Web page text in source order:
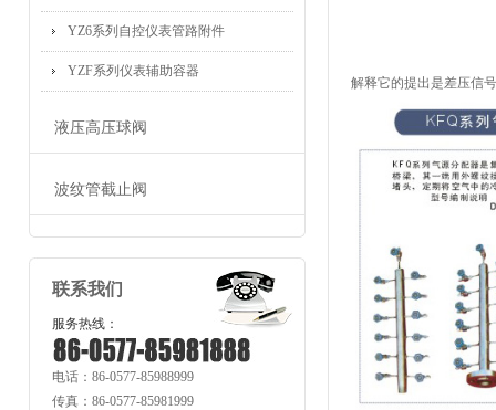
YZ6系列自控仪表管路附件
YZF系列仪表辅助容器
液压高压球阀
波纹管截止阀
联系我们
服务热线：
电话：86-0577-85988999
传真：86-0577-85981999
解释它的提出是差压信